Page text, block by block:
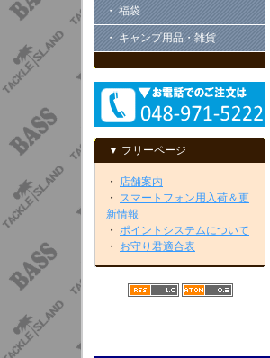
・ 福袋
・ キャンプ用品・雑貨
▼ フリーページ
・ 店舗案内
・ スマートフォン用入荷＆更
新情報
・ ポイントシステムについて
・ お守り君適合表